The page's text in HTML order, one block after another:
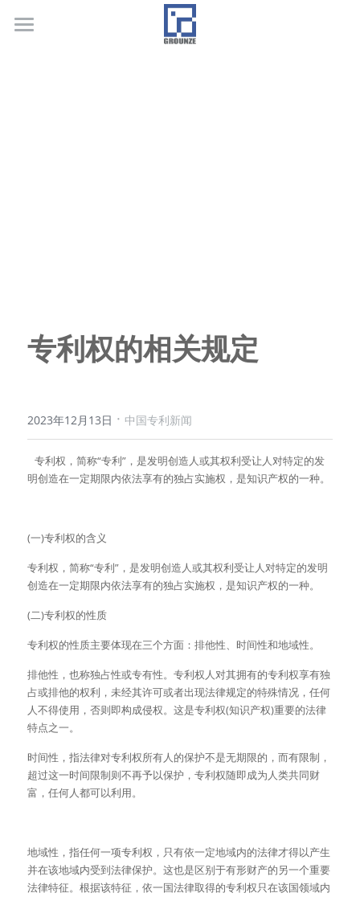
专利权的相关规定
2023年12月13日 · 中国专利新闻
明创造在一定期限内依法享有的独占实施权，是知识产权的一种。
(一)专利权的含义
专利权，简称“专利”，是发明创造人或其权利受让人对特定的发明
创造在一定期限内依法享有的独占实施权，是知识产权的一种。
(二)专利权的性质
专利权的性质主要体现在三个方面：排他性、时间性和地域性。
排他性，也称独占性或专有性。专利权人对其拥有的专利权享有独
占或排他的权利，未经其许可或者出现法律规定的特殊情况，任何
人不得使用，否则即构成侵权。这是专利权(知识产权)重要的法律
特点之一。
时间性，指法律对专利权所有人的保护不是无期限的，而有限制，
超过这一时间限制则不再予以保护，专利权随即成为人类共同财
富，任何人都可以利用。
地域性，指任何一项专利权，只有依一定地域内的法律才得以产生
并在该地域内受到法律保护。这也是区别于有形财产的另一个重要
法律特征。根据该特征，依一国法律取得的专利权只在该国领域内